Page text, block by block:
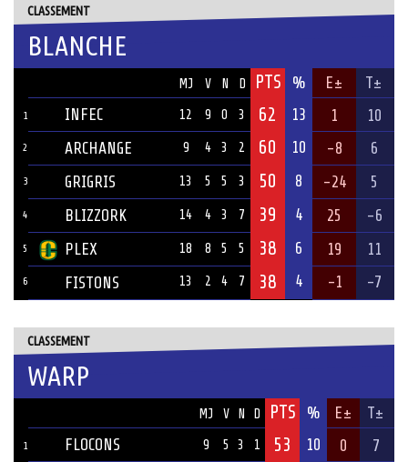
CLASSEMENT
BLANCHE
MJ V N D PTS % E± T±
1 INFEC 12 9 0 3 62 13 1 10
2 ARCHANGE 9 4 3 2 60 10 -8 6
3 GRIGRIS 13 5 5 3 50 8 -24 5
4 BLIZZORK 14 4 3 7 39 4 25 -6
5 PLEX 18 8 5 5 38 6 19 11
6 FISTONS 13 2 4 7 38 4 -1 -7
CLASSEMENT
WARP
MJ V N D PTS % E± T±
1 FLOCONS 9 5 3 1 53 10 0 7